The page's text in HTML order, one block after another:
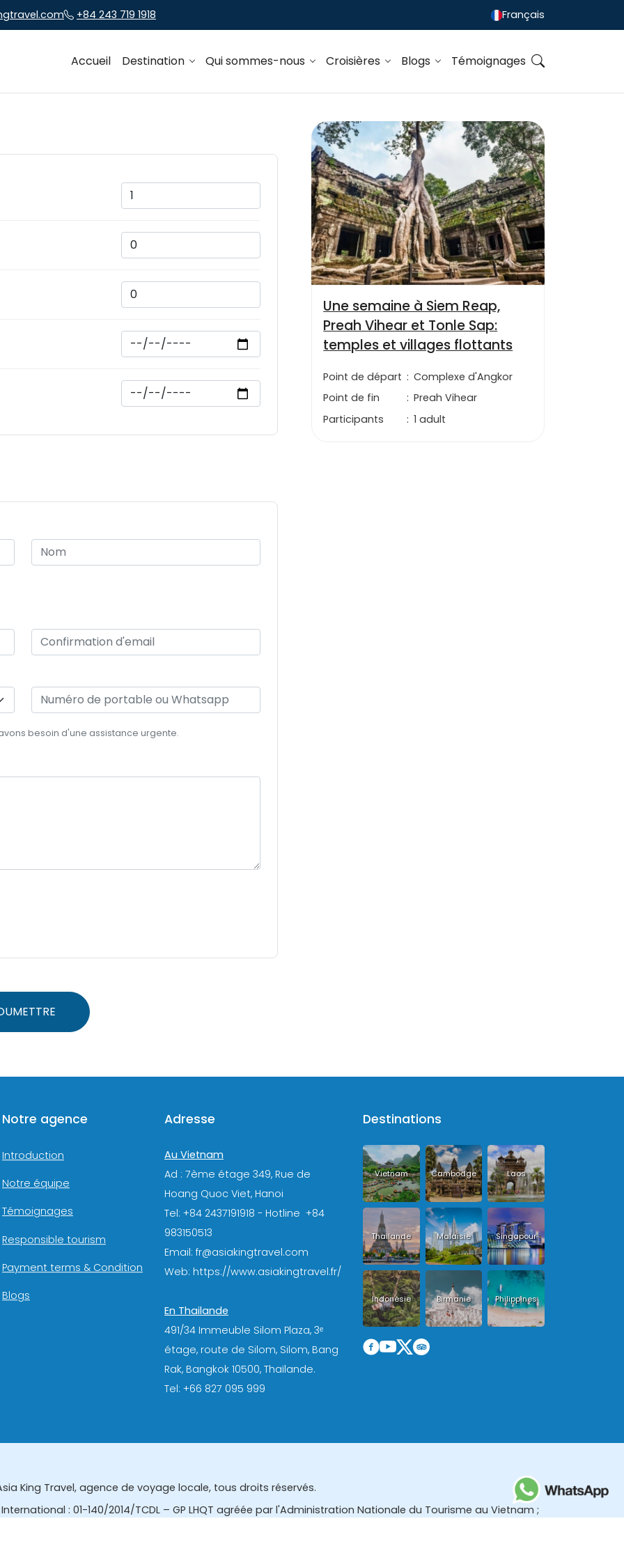
+84 243 719 1918 Français
Accueil Destination Qui sommes-nous Croisières Blogs Témoignages
besoin d'une assistance urgente.
Une semaine à Siem Reap,
Preah Vihear et Tonle Sap:
temples et villages flottants
Point de départ : Complexe d'Angkor
Point de fin
: Preah Vihear
Participants
: 1 adult
Notre agence
Introduction
Notre équipe
Témoignages
Responsible tourism
Payment terms & Condition
Blogs
Adresse
Au Vietnam
Ad : 7ème étage 349, Rue de
Hoang Quoc Viet, Hanoi
Tel: +84 2437191918 - Hotline +84
983150513
Email: fr@asiakingtravel.com
Web: https://www.asiakingtravel.fr/
En Thailande
491/34 Immeuble Silom Plaza, 3ᵉ
étage, route de Silom, Silom, Bang
Rak, Bangkok 10500, Thaïlande.
Tel: +66 827 095 999
Destinations
Vietnam Cambodge Laos
Thailande Malaisie Singapour
Indonésie Birmanie Philippines
King Travel, agence de voyage locale, tous droits réservés.
: 01-140/2014/TCDL – GP LHQT agréée par l'Administration Nationale du Tourisme au Vietnam ;